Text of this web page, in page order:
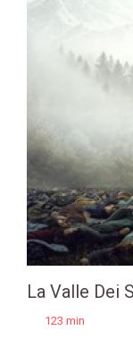
La Valle Dei
123 min